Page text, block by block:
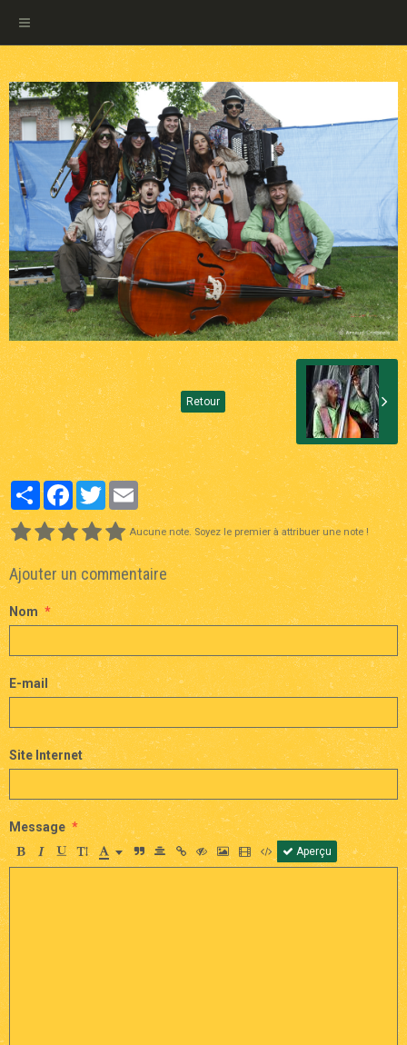
Retour
PartagerFacebook
TwitterEmail
Aucune note. Soyez le premier à attribuer une note !
Ajouter un commentaire
Nom
E-mail
Site Internet
Message
Aperçu